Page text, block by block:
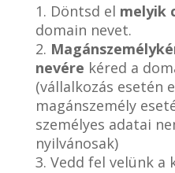
1. Döntsd el melyik
domain nevet.
2.
nevére kéred a
(vállalkozás esetén
magánszemély
személyes adatai
nyilvánosak)
3. Vedd fel velünk